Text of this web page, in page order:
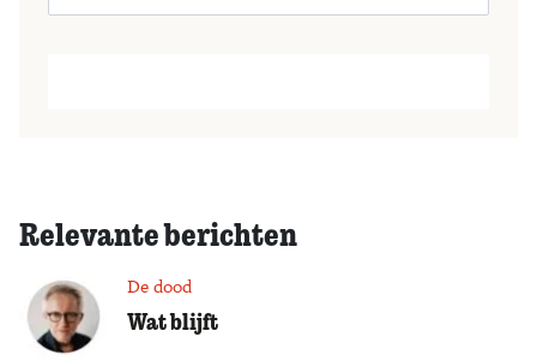
Relevante berichten
De dood
Wat blijft